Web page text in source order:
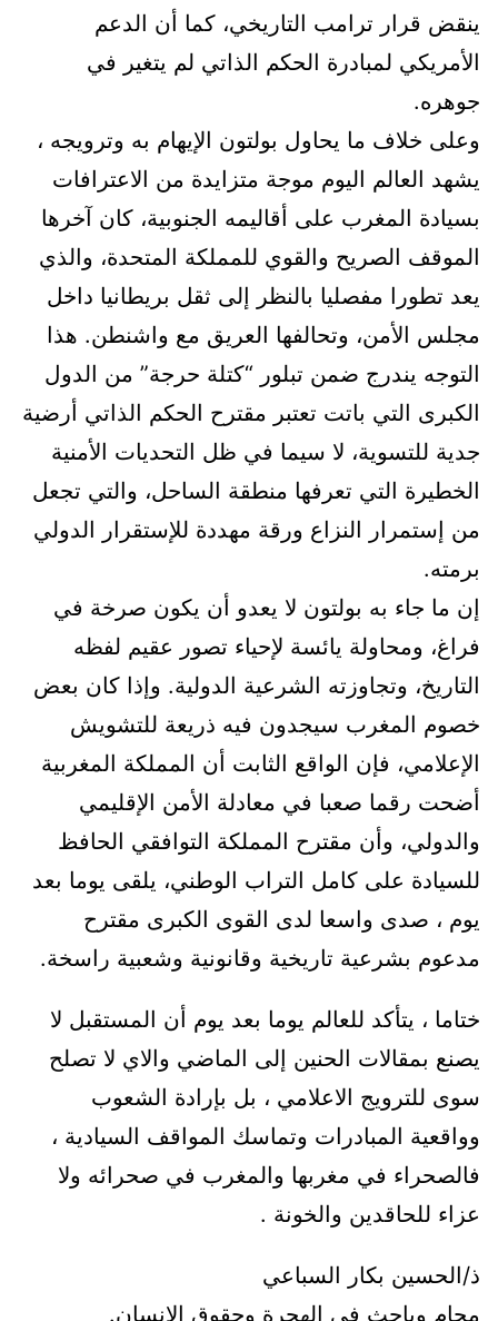
ينقض قرار ترامب التاريخي، كما أن الدعم
الأمريكي لمبادرة الحكم الذاتي لم يتغير في
جوهره.
وعلى خلاف ما يحاول بولتون الإيهام به وترويجه ،
يشهد العالم اليوم موجة متزايدة من الاعترافات
بسيادة المغرب على أقاليمه الجنوبية، كان آخرها
الموقف الصريح والقوي للمملكة المتحدة، والذي
يعد تطورا مفصليا بالنظر إلى ثقل بريطانيا داخل
مجلس الأمن، وتحالفها العريق مع واشنطن. هذا
التوجه يندرج ضمن تبلور “كتلة حرجة” من الدول
الكبرى التي باتت تعتبر مقترح الحكم الذاتي أرضية
جدية للتسوية، لا سيما في ظل التحديات الأمنية
الخطيرة التي تعرفها منطقة الساحل، والتي تجعل
من إستمرار النزاع ورقة مهددة للإستقرار الدولي
برمته.
إن ما جاء به بولتون لا يعدو أن يكون صرخة في
فراغ، ومحاولة يائسة لإحياء تصور عقيم لفظه
التاريخ، وتجاوزته الشرعية الدولية. وإذا كان بعض
خصوم المغرب سيجدون فيه ذريعة للتشويش
الإعلامي، فإن الواقع الثابت أن المملكة المغربية
أضحت رقما صعبا في معادلة الأمن الإقليمي
والدولي، وأن مقترح المملكة التوافقي الحافظ
للسيادة على كامل التراب الوطني، يلقى يوما بعد
يوم ، صدى واسعا لدى القوى الكبرى مقترح
مدعوم بشرعية تاريخية وقانونية وشعبية راسخة.
ختاما ، يتأكد للعالم يوما بعد يوم أن المستقبل لا
يصنع بمقالات الحنين إلى الماضي والاي لا تصلح
سوى للترويج الاعلامي ، بل بإرادة الشعوب
وواقعية المبادرات وتماسك المواقف السيادية ،
فالصحراء في مغربها والمغرب في صحرائه ولا
عزاء للحاقدين والخونة .
ذ/الحسين بكار السباعي
محام وباحث في الهجرة وحقوق الإنسان.